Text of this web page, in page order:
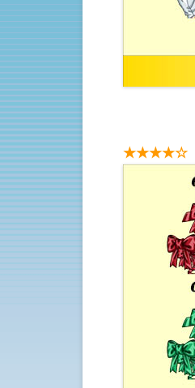
★★★★☆